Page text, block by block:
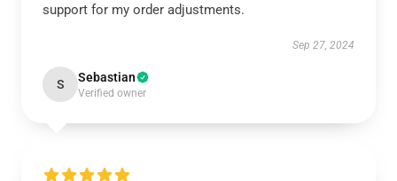
support for my order adjustments.
Sep 27, 2024
S Sebastian
Verified owner